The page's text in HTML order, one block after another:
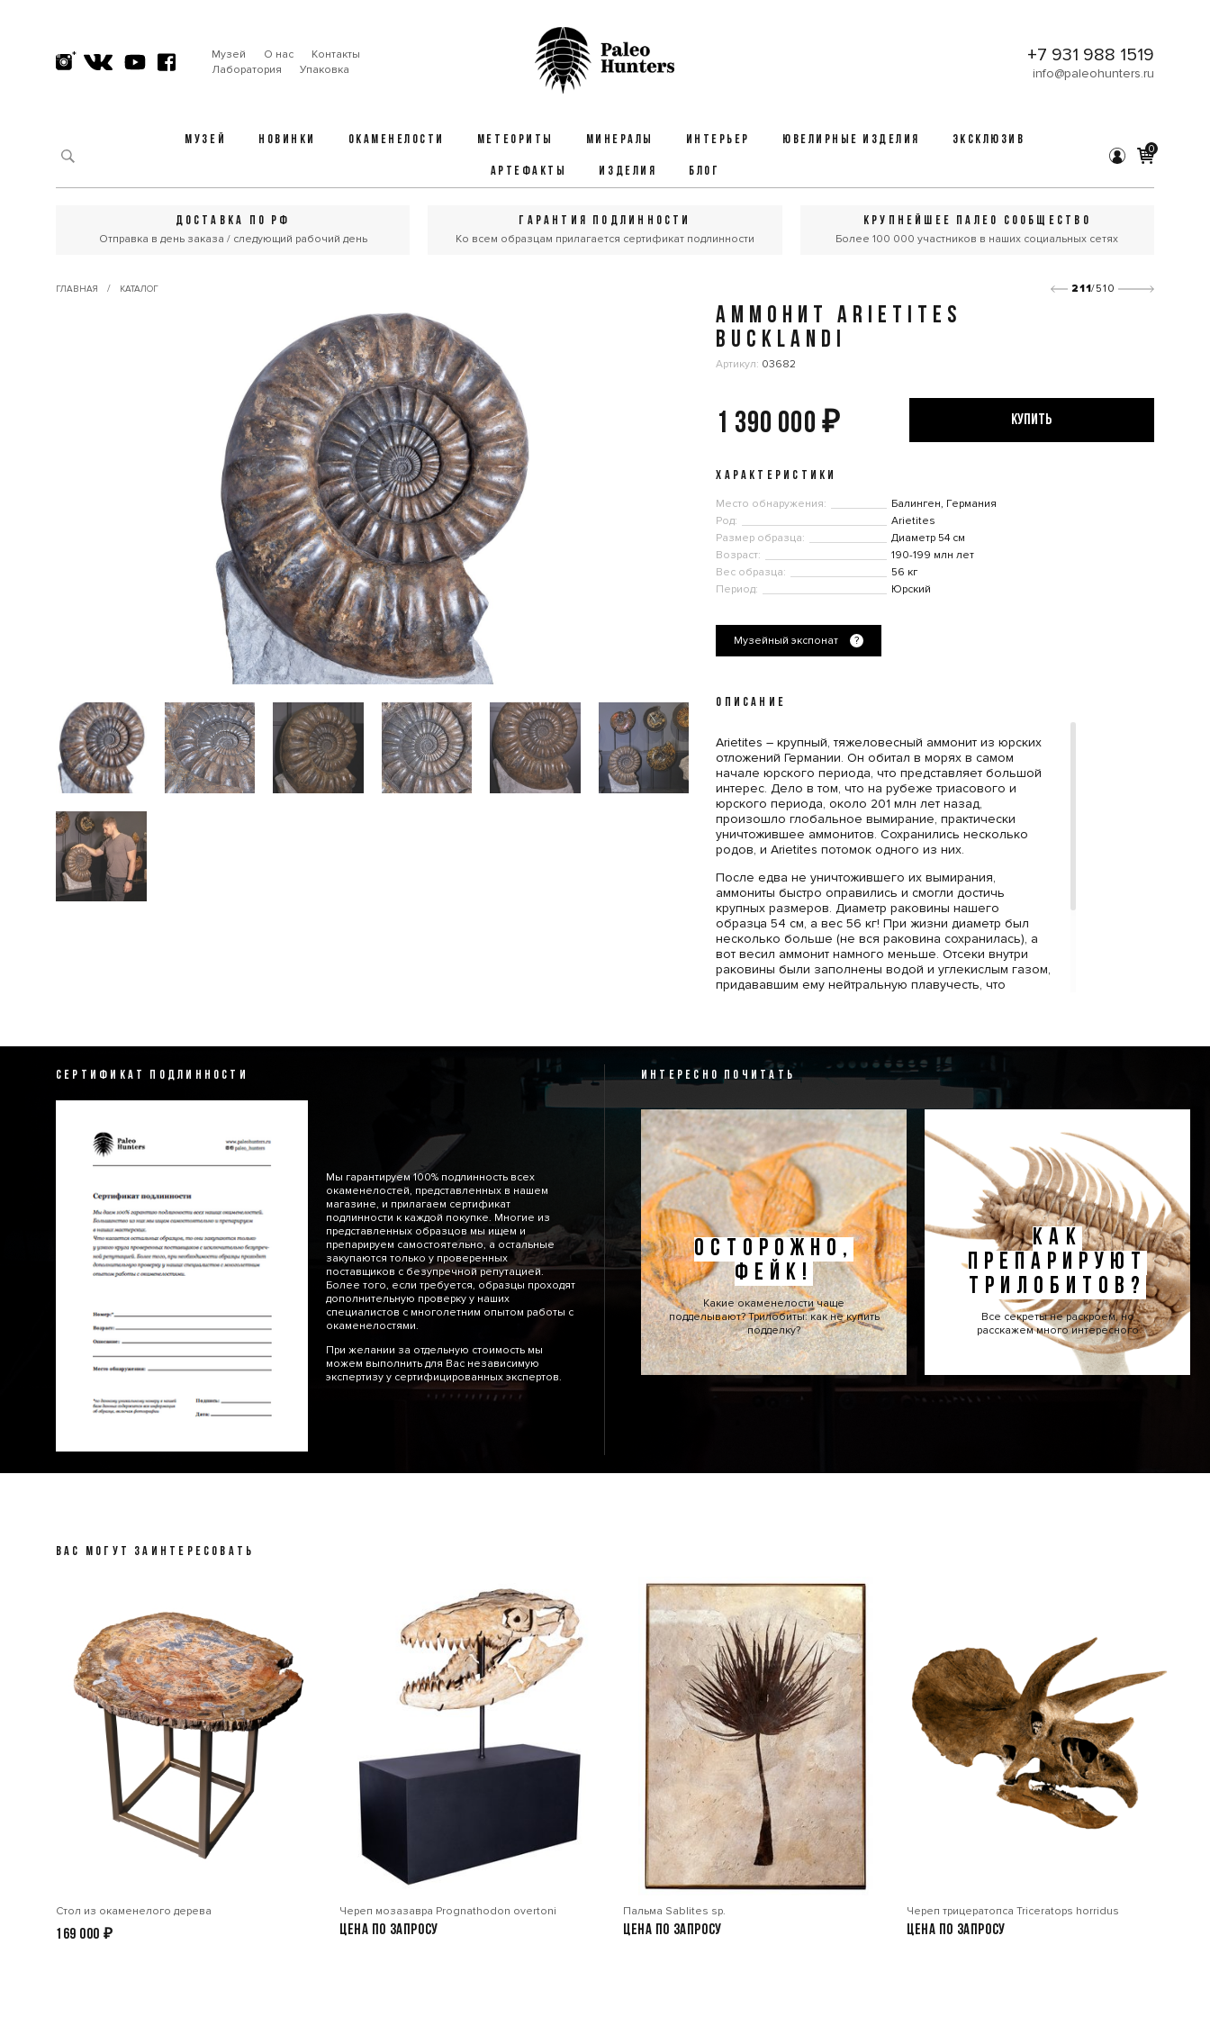
Музей О нас
Контакты
Лаборатория
Упаковка
+7 931 988 1519
info@paleohunters.ru
МУЗЕЙ НОВИНКИ ОКАМЕНЕЛОСТИ МЕТЕОРИТЫ МИНЕРАЛЫ ИНТЕРЬЕР ЮВЕЛИРНЫЕ ИЗДЕЛИЯ ЭКСКЛЮЗИВ
АРТЕФАКТЫ ИЗДЕЛИЯ БЛОГ
0
ДОСТАВКА ПО РФ
Отправка в день заказа / следующий рабочий день
ГАРАНТИЯ ПОДЛИННОСТИ
Ко всем образцам прилагается сертификат подлинности
КРУПНЕЙШЕЕ ПАЛЕО СООБЩЕСТВО
Более 100 000 участников в наших социальных сетях
ГЛАВНАЯ / КАТАЛОГ 211/510
АММОНИТ ARIETITES
BUCKLANDI
Артикул: 03682
1 390 000 ₽ КУПИТЬ
ХАРАКТЕРИСТИКИ
Место обнаружения:
Балинген, Германия
Род:
Arietites
Размер образца:
Диаметр 54 см
Возраст:
190-199 млн лет
Вес образца:
56 кг
Период:
Юрский
Музейный экспонат ?
ОПИСАНИЕ
Arietites – крупный, тяжеловесный аммонит из юрских
отложений Германии. Он обитал в морях в самом
начале юрского периода, что представляет большой
интерес. Дело в том, что на рубеже триасового и
юрского периода, около 201 млн лет назад,
произошло глобальное вымирание, практически
уничтожившее аммонитов. Сохранились несколько
родов, и Arietites потомок одного из них.
После едва не уничтожившего их вымирания,
аммониты быстро оправились и смогли достичь
крупных размеров. Диаметр раковины нашего
образца 54 см, а вес 56 кг! При жизни диаметр был
несколько больше (не вся раковина сохранилась), а
вот весил аммонит намного меньше. Отсеки внутри
раковины были заполнены водой и углекислым газом,
придававшим ему нейтральную плавучесть, что
и красотой. Гармоничные пропорции спирали,
выраженные поперечные ребра и напоминающая
бронзу окраска превращают его в эффектный
СЕРТИФИКАТ ПОДЛИННОСТИ
Мы гарантируем 100% подлинность всех
окаменелостей, представленных в нашем
магазине, и прилагаем сертификат
подлинности к каждой покупке. Многие из
представленных образцов мы ищем и
препарируем самостоятельно, а остальные
закупаются только у проверенных
поставщиков с безупречной репутацией.
Более того, если требуется, образцы проходят
дополнительную проверку у наших
специалистов с многолетним опытом работы с
окаменелостями.
При желании за отдельную стоимость мы
можем выполнить для Вас независимую
экспертизу у сертифицированных экспертов.
ИНТЕРЕСНО ПОЧИТАТЬ
ОСТОРОЖНО,
ФЕЙК!
Какие окаменелости чаще
подделывают? Трилобиты: как не купить
подделку?
КАК
ПРЕПАРИРУЮТ
ТРИЛОБИТОВ?
Все секреты не раскроем, но
расскажем много интересного
ВАС МОГУТ ЗАИНТЕРЕСОВАТЬ
Стол из окаменелого дерева
169 000 ₽
Череп мозазавра Prognathodon overtoni
Цена по запросу
Пальма Sablites sp.
Цена по запросу
Череп трицератопса Triceratops horridus
Цена по запросу